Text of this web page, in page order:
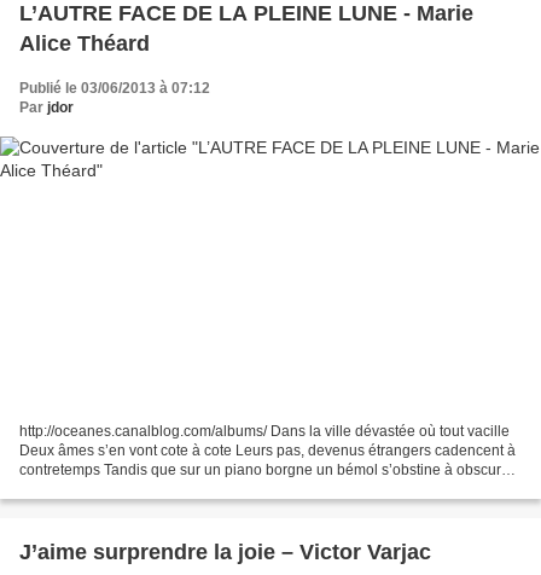
L’AUTRE FACE DE LA PLEINE LUNE - Marie
Alice Théard
Publié le 03/06/2013 à 07:12
Par jdor
http://oceanes.canalblog.com/albums/ Dans la ville dévastée où tout vacille
Deux âmes s’en vont cote à cote Leurs pas, devenus étrangers cadencent à
contretemps Tandis que sur un piano borgne un bémol s’obstine à obscurcir
J’aime surprendre la joie – Victor Varjac